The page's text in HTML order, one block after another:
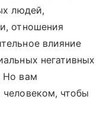
людей,
отношения
влияние
негативных
Но вам
чтобы